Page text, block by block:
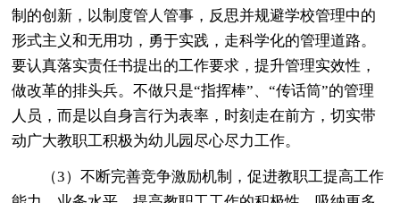
制的创新，以制度管人管事，反思并规避学校管理中的
形式主义和无用功，勇于实践，走科学化的管理道路。
要认真落实责任书提出的工作要求，提升管理实效性，
做改革的排头兵。不做只是“指挥棒”、“传话筒”的管理
人员，而是以自身言行为表率，时刻走在前方，切实带
动广大教职工积极为幼儿园尽心尽力工作。
（3）不断完善竞争激励机制，促进教职工提高工作